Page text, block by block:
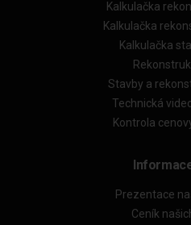
Kalkulačka
Kalkulačka
Kalkulačka
Stavby a
Technická
Kontrola
Prezentace
Ceník